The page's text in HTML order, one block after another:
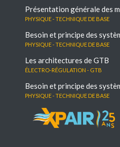
Présentation générale des
Physique - Technique de base
Besoin et principe des
Physique - Technique de base
Les architectures de GTB
électro-régulation - GTB
Besoin et principe des
Physique - Technique de base